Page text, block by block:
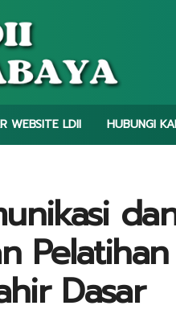
WEBSITE LDII HUBUNGI
Pelatihan
Dasar